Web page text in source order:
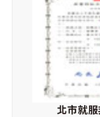
北市就